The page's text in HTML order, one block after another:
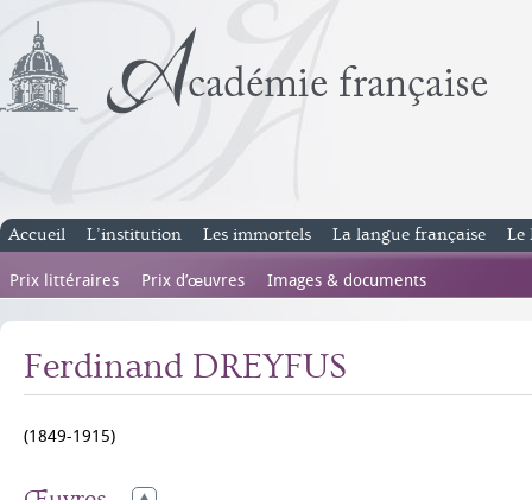
Accueil L’institution Les immortels La langue française Le
Prix littéraires Prix d’œuvres Images & documents
Ferdinand DREYFUS
(1849-1915)